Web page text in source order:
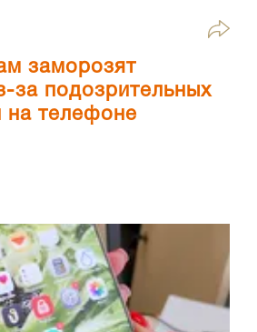
заморозят
за подозрительных
на телефоне